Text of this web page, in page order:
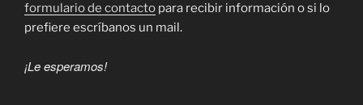
formulario de contacto para recibir información o si lo
prefiere escríbanos un mail.
¡Le esperamos!